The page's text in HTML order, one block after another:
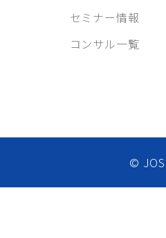
セミナー情報
コンサル一覧
©